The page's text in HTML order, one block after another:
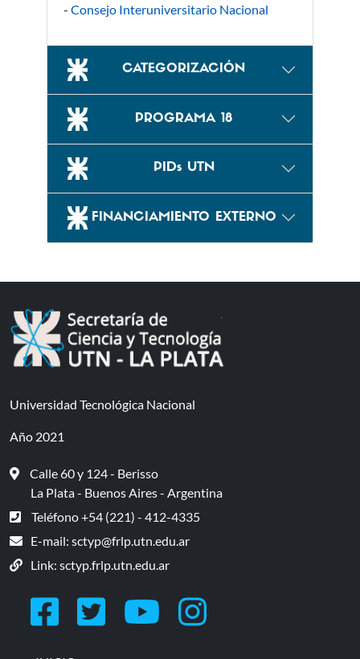
- Consejo Interuniversitario Nacional
CATEGORIZACIÓN
PROGRAMA 18
PIDs UTN
FINANCIAMIENTO EXTERNO
Universidad Tecnológica Nacional
Año 2021
Calle 60 y 124 - Berisso
La Plata - Buenos Aires - Argentina
Teléfono +54 (221) - 412-4335
E-mail: sctyp@frlp.utn.edu.ar
Link: sctyp.frlp.utn.edu.ar